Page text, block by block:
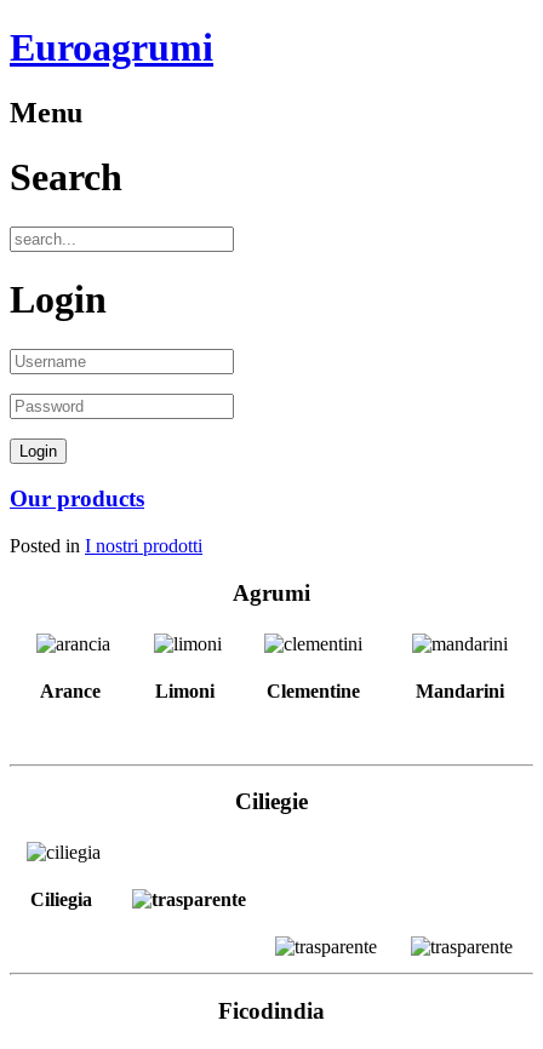
Euroagrumi
Menu
Search
Login
Our products
Posted in I nostri prodotti
Agrumi
Arance Limoni Clementine Mandarini
Ciliegie
Ciliegia
Ficodindia